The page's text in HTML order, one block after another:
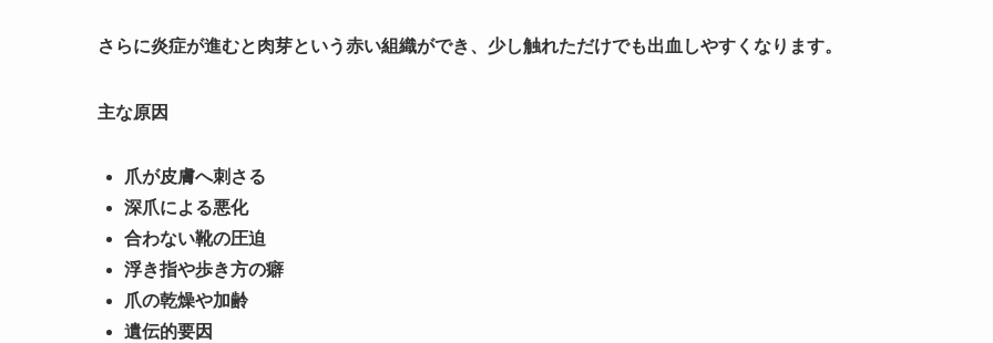
さらに炎症が進むと肉芽という赤い組織ができ、少し触れただけでも出血しやすくなります。
主な原因
爪が皮膚へ刺さる
深爪による悪化
合わない靴の圧迫
浮き指や歩き方の癖
爪の乾燥や加齢
遺伝的要因